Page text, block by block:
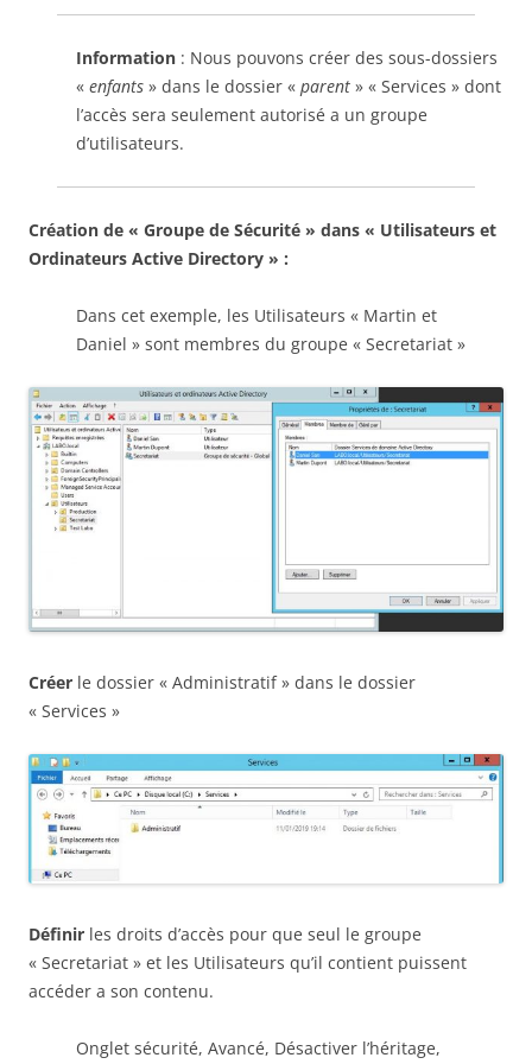
Information : Nous pouvons créer des sous-dossiers
« enfants » dans le dossier « parent » « Services » dont
l’accès sera seulement autorisé a un groupe
d’utilisateurs.
Création de « Groupe de Sécurité » dans « Utilisateurs et
Ordinateurs Active Directory » :
Dans cet exemple, les Utilisateurs « Martin et
Daniel » sont membres du groupe « Secretariat »
Créer le dossier « Administratif » dans le dossier
« Services »
Définir les droits d’accès pour que seul le groupe
« Secretariat » et les Utilisateurs qu’il contient puissent
accéder a son contenu.
Onglet sécurité, Avancé, Désactiver l’héritage,